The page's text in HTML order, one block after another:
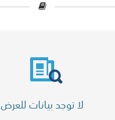
لا توجد بيانات للعرض